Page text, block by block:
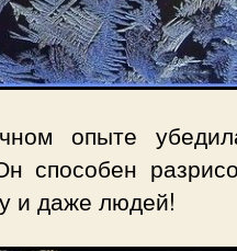
опыте
способен
и даже людей!